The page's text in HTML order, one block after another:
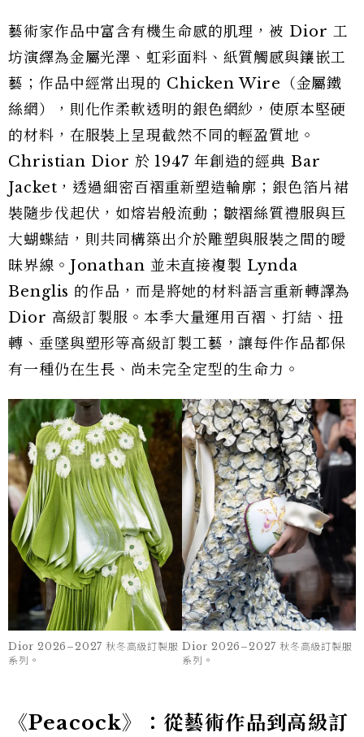
藝術家作品中富含有機生命感的肌理，被 Dior 工
坊演繹為金屬光澤、虹彩面料、紙質觸感與鑲嵌工
藝；作品中經常出現的 Chicken Wire（金屬鐵
絲網），則化作柔軟透明的銀色網紗，使原本堅硬
的材料，在服裝上呈現截然不同的輕盈質地。
Christian Dior 於 1947 年創造的經典 Bar
Jacket，透過細密百褶重新塑造輪廓；銀色箔片裙
裝隨步伐起伏，如熔岩般流動；皺褶絲質禮服與巨
大蝴蝶結，則共同構築出介於雕塑與服裝之間的曖
昧界線。Jonathan 並未直接複製 Lynda
Benglis 的作品，而是將她的材料語言重新轉譯為
Dior 高級訂製服。本季大量運用百褶、打結、扭
轉、垂墜與塑形等高級訂製工藝，讓每件作品都保
有一種仍在生長、尚未完全定型的生命力。
Dior 2026–2027 秋冬高級訂製服
系列。
Dior 2026–2027 秋冬高級訂製服
系列。
《Peacock》：從藝術作品到高級訂